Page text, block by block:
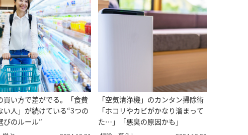
買い方で差がでる。「食費
い人」が続けている“3つの
びのルール”
「空気清浄機」のカンタン掃除術
「ホコリやカビがかなり溜まって
た…」「悪臭の原因かも」